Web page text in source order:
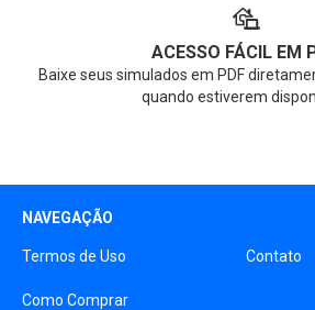
ACESSO FÁCIL EM
Baixe seus simulados em PDF
quando estiverem
NAVEGAÇÃO
Termos de Uso Contato
Como Comprar